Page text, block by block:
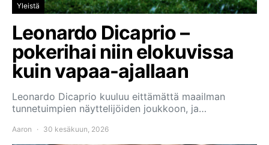
Yleistä
Leonardo Dicaprio –
pokerihai niin elokuvissa
kuin vapaa-ajallaan
Leonardo Dicaprio kuuluu eittämättä maailman
tunnetuimpien näyttelijöiden joukkoon, ja…
Aaron 30 kesäkuun, 2026